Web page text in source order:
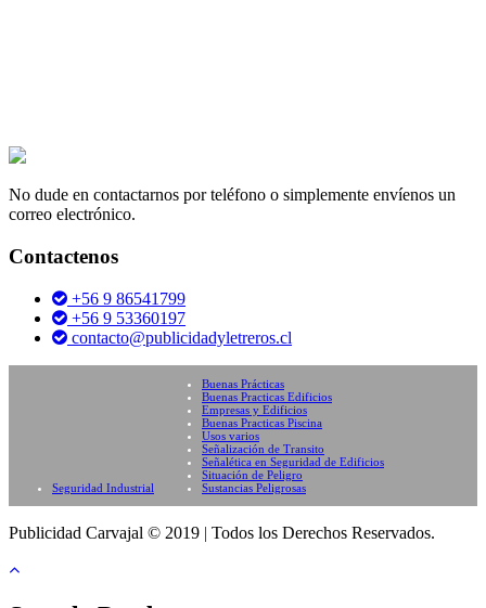
No dude en contactarnos por teléfono o simplemente envíenos un
correo electrónico.
Contactenos
+56 9 86541799
+56 9 53360197
contacto@publicidadyletreros.cl
Seguridad Industrial
Buenas Prácticas
Buenas Practicas Edificios
Empresas y Edificios
Buenas Practicas Piscina
Usos varios
Señalización de Transito
Señalética en Seguridad de Edificios
Situación de Peligro
Sustancias Peligrosas
Publicidad Carvajal © 2019 | Todos los Derechos Reservados.